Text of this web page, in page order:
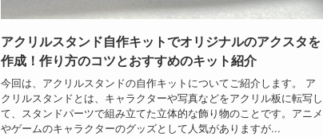
アクリルスタンド自作キットでオリジナルのアクスタを
作成！作り方のコツとおすすめのキット紹介
今回は、アクリルスタンドの自作キットについてご紹介します。 ア
クリルスタンドとは、キャラクターや写真などをアクリル板に転写し
て、スタンドパーツで組み立てた立体的な飾り物のことです。アニメ
やゲームのキャラクターのグッズとして人気がありますが...